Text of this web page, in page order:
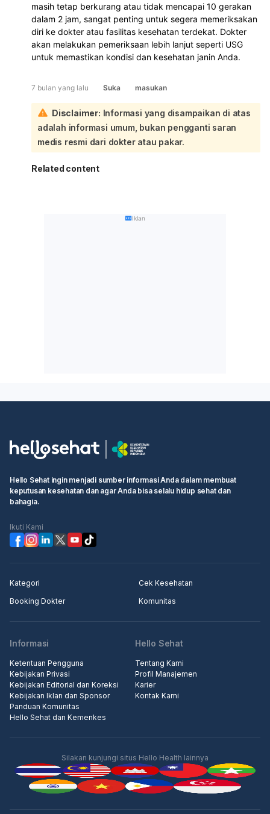
masih tetap berkurang atau tidak mencapai 10 gerakan
dalam 2 jam, sangat penting untuk segera memeriksakan
diri ke dokter atau fasilitas kesehatan terdekat. Dokter
akan melakukan pemeriksaan lebih lanjut seperti USG
untuk memastikan kondisi dan kesehatan janin Anda.
7 bulan yang lalu Suka masukan
Disclaimer: Informasi yang disampaikan di atas
adalah informasi umum, bukan pengganti saran
medis resmi dari dokter atau pakar.
Related content
Iklan
Hello Sehat ingin menjadi sumber informasi Anda dalam membuat
keputusan kesehatan dan agar Anda bisa selalu hidup sehat dan
bahagia.
Ikuti Kami
Kategori
Cek Kesehatan
Booking Dokter
Komunitas
Informasi
Ketentuan Pengguna
Kebijakan Privasi
Kebijakan Editorial dan Koreksi
Kebijakan Iklan dan Sponsor
Panduan Komunitas
Hello Sehat dan Kemenkes
Hello Sehat
Tentang Kami
Profil Manajemen
Karier
Kontak Kami
Silakan kunjungi situs Hello Health lainnya